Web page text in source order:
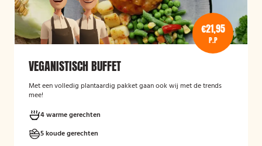
€21,95
P.P
VEGANISTISCH BUFFET
Met een volledig plantaardig pakket gaan ook wij met de trends
mee!
4 warme gerechten
5 koude gerechten